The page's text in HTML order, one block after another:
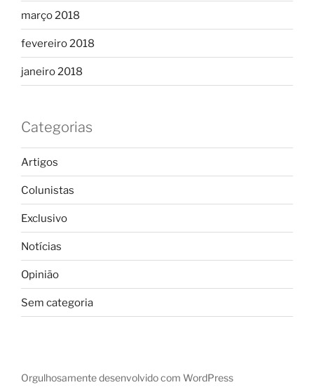
março 2018
fevereiro 2018
janeiro 2018
Categorias
Artigos
Colunistas
Exclusivo
Notícias
Opinião
Sem categoria
Orgulhosamente desenvolvido com WordPress